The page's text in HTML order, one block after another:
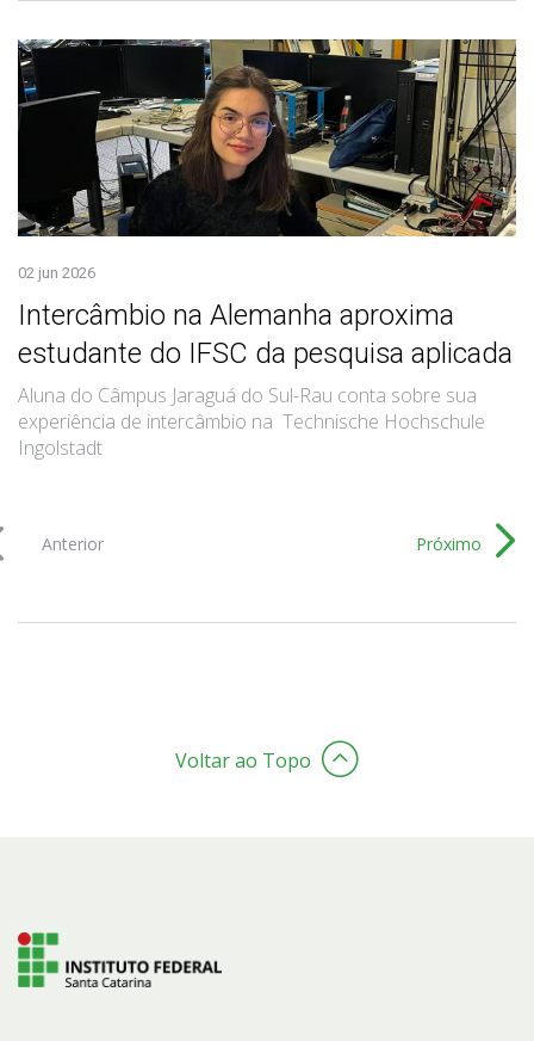
02 jun 2026
Intercâmbio na Alemanha aproxima
estudante do IFSC da pesquisa aplicada
Aluna do Câmpus Jaraguá do Sul-Rau conta sobre sua
experiência de intercâmbio na Technische Hochschule
Ingolstadt
Anterior Próximo
Voltar ao Topo